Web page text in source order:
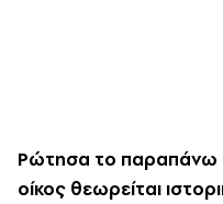
Ρώτησα το παραπάνω
οίκος θεωρείται